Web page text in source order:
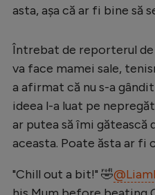
Tenis
Natație
Formula 1
Gimnastică
Auto
Ciclism
asta, așa că ar fi bine să
Întrebat de reporterul
va face mamei sale,
a afirmat că nu s-a
ideea l-a luat pe
ar putea să îmi gătească
aceasta. Poate ăsta ar fi
"Chill out a bit!" 🤣